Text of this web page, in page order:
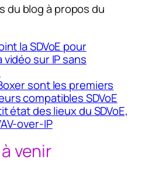
du blog à propos du
la SDVoE pour
sur IP sans
sont les premiers
compatibles SDVoE
état des lieux du SDVoE,
over-IP
venir